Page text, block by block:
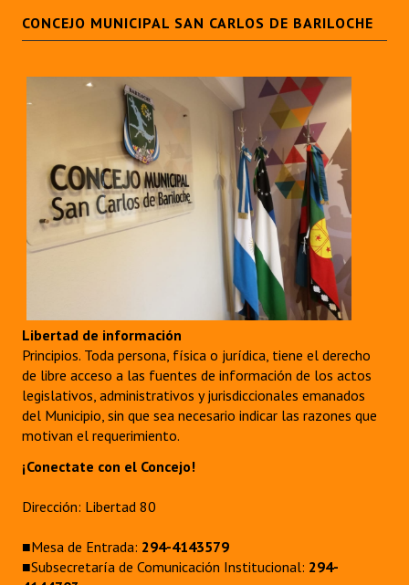
CONCEJO MUNICIPAL SAN CARLOS DE BARILOCHE
Libertad de información
Principios. Toda persona, física o jurídica, tiene el derecho
de libre acceso a las fuentes de información de los actos
legislativos, administrativos y jurisdiccionales emanados
del Municipio, sin que sea necesario indicar las razones que
motivan el requerimiento.
¡Conectate con el Concejo!
Dirección: Libertad 80
■Mesa de Entrada: 294-4143579
■Subsecretaría de Comunicación Institucional: 294-